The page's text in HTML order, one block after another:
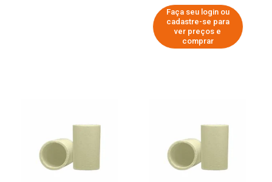
Faça seu login ou
cadastre-se para
ver preços e
comprar